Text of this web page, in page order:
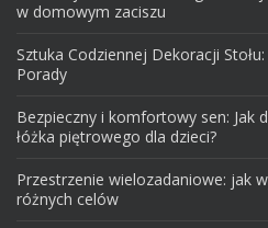
w domowym zaciszu
Sztuka Codziennej Dekoracji
Porady
Bezpieczny i komfortowy sen: Jak
łóżka piętrowego dla dzieci?
Przestrzenie wielozadaniowe: jak
różnych celów